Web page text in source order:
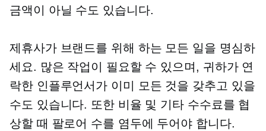
금액이 아닐 수도 있습니다.
제휴사가 브랜드를 위해 하는 모든 일을 명심하
세요. 많은 작업이 필요할 수 있으며, 귀하가 연
락한 인플루언서가 이미 모든 것을 갖추고 있을
수도 있습니다. 또한 비율 및 기타 수수료를 협
상할 때 팔로어 수를 염두에 두어야 합니다.